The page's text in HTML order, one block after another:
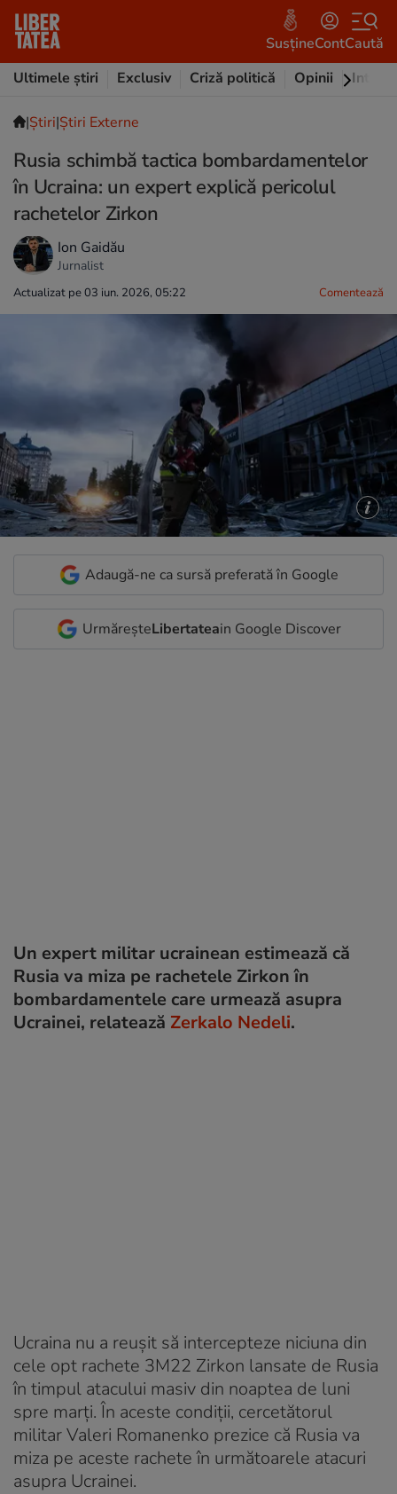
SusțineContCaută
Ultimele știri
Exclusiv Criză politică Opinii
|Ştiri|Știri Externe
Rusia schimbă tactica bombardamentelor
în Ucraina: un expert explică pericolul
rachetelor Zirkon
Ion Gaidău
Jurnalist
Actualizat pe 03 iun. 2026, 05:22 Comentează
Adaugă-ne ca sursă preferată în Google
UrmăreșteLibertateain Google Discover
Un expert militar ucrainean estimează că
Rusia va miza pe rachetele Zirkon în
bombardamentele care urmează asupra
Ucrainei, relatează Zerkalo Nedeli.
Ucraina nu a reușit să intercepteze niciuna din
cele opt rachete 3M22 Zirkon lansate de Rusia
în timpul atacului masiv din noaptea de luni
spre marți. În aceste condiții, cercetătorul
militar Valeri Romanenko prezice că Rusia va
miza pe aceste rachete în următoarele atacuri
asupra Ucrainei.